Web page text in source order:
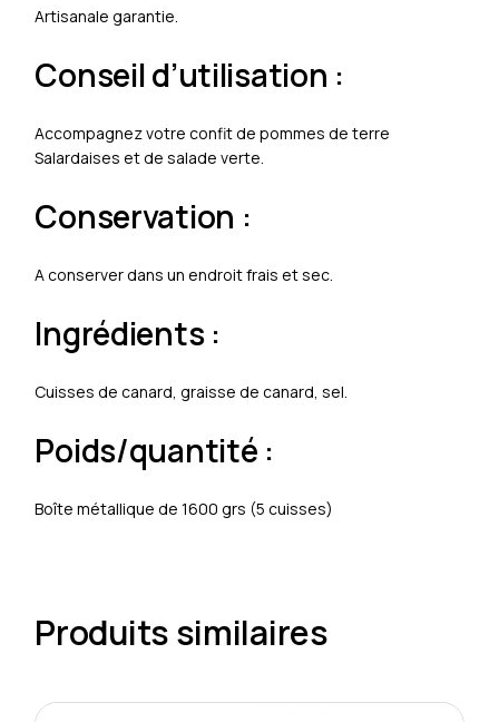
Artisanale garantie.
Conseil d’utilisation :
Accompagnez votre confit de pommes de terre
Salardaises et de salade verte.
Conservation :
A conserver dans un endroit frais et sec.
Ingrédients :
Cuisses de canard, graisse de canard, sel.
Poids/quantité :
Boîte métallique de 1600 grs (5 cuisses)
Produits similaires